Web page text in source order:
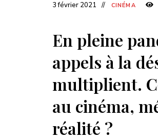
3 février 2021 CINÉMA
En pleine
appels à la
multiplient.
au cinéma,
réalité ?